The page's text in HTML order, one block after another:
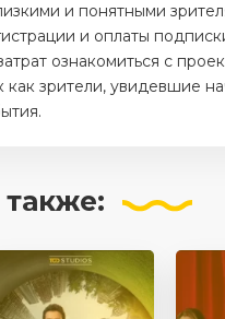
и понятными
и оплаты
ознакомиться с
зрители, увидевшие
также: